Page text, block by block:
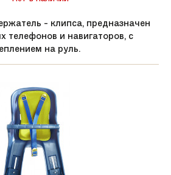
- клипса, предназначен
телефонов и навигаторов, с
на руль.